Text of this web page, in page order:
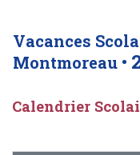
Vacances
Montmoreau •
Calendrier